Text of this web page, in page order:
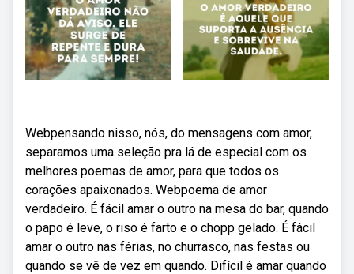
Webpensando nisso, nós, do mensagens com amor,
separamos uma seleção pra lá de especial com os
melhores poemas de amor, para que todos os
corações apaixonados. Webpoema de amor
verdadeiro. É fácil amar o outro na mesa do bar, quando
o papo é leve, o riso é farto e o chopp gelado. É fácil
amar o outro nas férias, no churrasco, nas festas ou
quando se vê de vez em quando. Difícil é amar quando